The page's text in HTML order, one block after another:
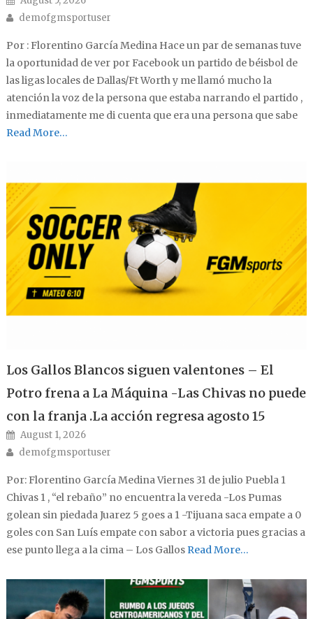
Author
demofgmsportuser
Por : Florentino García Medina Hace un par de semanas tuve
la oportunidad de ver por Facebook un partido de béisbol de
las ligas locales de Dallas/Ft Worth y me llamó mucho la
atención la voz de la persona que estaba narrando el partido ,
inmediatamente me di cuenta que era una persona que sabe
Read More…
Los Gallos Blancos siguen valentones – El
Potro frena a La Máquina -Las Chivas no puede
con la franja .La acción regresa agosto 15
Posted on
August 1, 2026
Author
demofgmsportuser
Por: Florentino García Medina Viernes 31 de julio Puebla 1
Chivas 1 , “el rebaño” no encuentra la vereda -Los Pumas
golean sin piedada Juarez 5 goes a 1 -Tijuana saca empate a 0
goles con San Luís empate con sabor a victoria pues gracias a
ese punto llega a la cima – Los GallosRead More…